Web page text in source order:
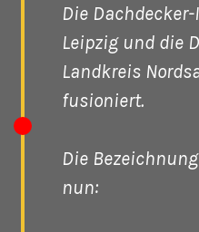
Die
Leipzig und die
Landkreis
fusioniert.
Die
nun: